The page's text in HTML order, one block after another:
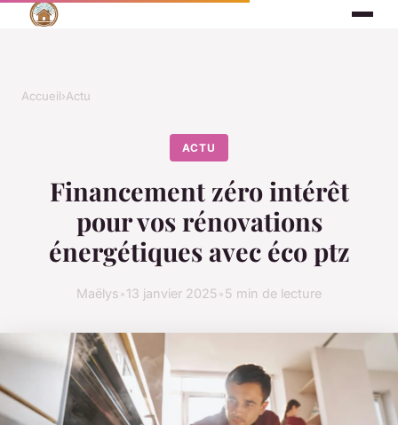
Accueil›Actu
ACTU
Financement zéro intérêt
pour vos rénovations
énergétiques avec éco ptz
Maëlys 13 janvier 2025 5 min de lecture